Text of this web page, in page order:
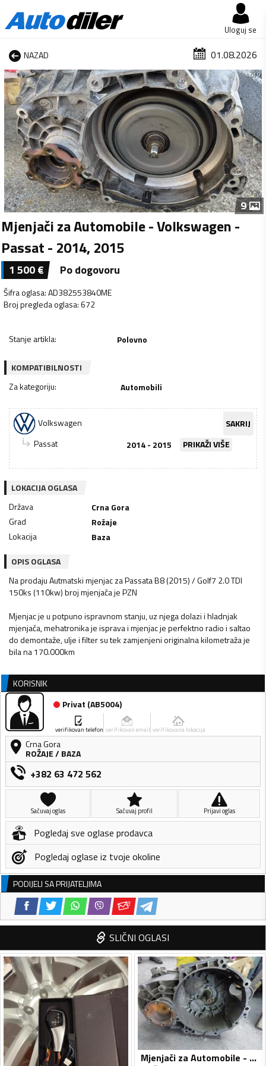
Uloguj se
NAZAD 01.08.2026
1 od 9
9
Mjenjači za Automobile - Volkswagen -
Passat - 2014, 2015
1 500€ Po dogovoru
Šifra oglasa:AD382553840ME
Broj pregleda oglasa:672
Stanje artikla: Polovno
KOMPATIBILNOSTI
Za kategoriju: Automobili
Volkswagen
SAKRIJ
Passat
2014 - 2015 PRIKAŽI VIŠE
LOKACIJA OGLASA
Država
Crna Gora
Grad
Rožaje
Lokacija
Baza
OPIS OGLASA
Na prodaju Autmatski mjenjac za Passata B8 (2015) / Golf7 2.0 TDI
150ks (110kw) broj mjenjača je PZN
Mjenjac je u potpuno ispravnom stanju, uz njega dolazi i hladnjak
mjenjača, mehatronika je isprava i mjenjac je perfektno radio i saltao
do demontaže, ulje i filter su tek zamjenjeni originalna kilometraža je
bila na 170.000km
KORISNIK
Privat (AB5004)
verifikovan telefon verifikovan email verifikovana lokacija
Crna Gora
ROŽAJE/ BAZA
+382 63 472 562
Sačuvaj oglas Sačuvaj profil Prijavi oglas
Pogledaj sve oglase prodavca
Pogledaj oglase iz tvoje okoline
PODIJELI SA PRIJATELJIMA
SLIČNI OGLASI
Mjenjači za Automobile - Škoda - Octavia - 2009